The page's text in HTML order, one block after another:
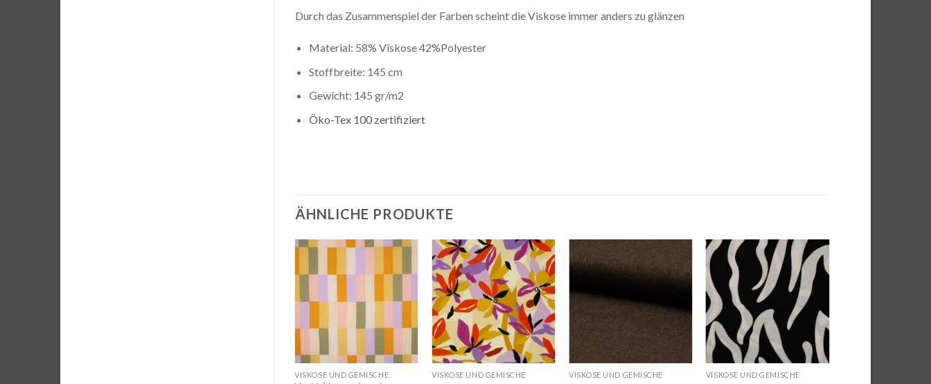
Durch das Zusammenspiel der Farben scheint die Viskose immer anders zu glänzen
Material: 58% Viskose 42%Polyester
Stoffbreite: 145 cm
Gewicht: 145 gr/m2
Öko-Tex 100 zertifiziert
ÄHNLICHE PRODUKTE
Auf die
VISKOSE UND GEMISCHE
Auf die
Wunschliste
VISKOSE UND GEMISCHE
Auf die
VISKOSE UND GEMISCHE
Auf die
Wunschliste
VISKOSE UND GEMISCHE